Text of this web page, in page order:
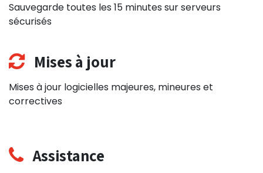
Sauvegarde toutes les 15 minutes sur serveurs
sécurisés
Mises à jour
Mises à jour logicielles majeures, mineures et
correctives
Assistance